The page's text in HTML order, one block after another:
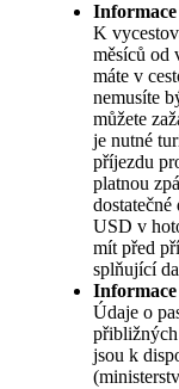
K
měsíců od
máte v
nemusíte
můžete
je nutné
příjezdu
platnou
USD v
mít před
splňující
Údaje o
jsou k